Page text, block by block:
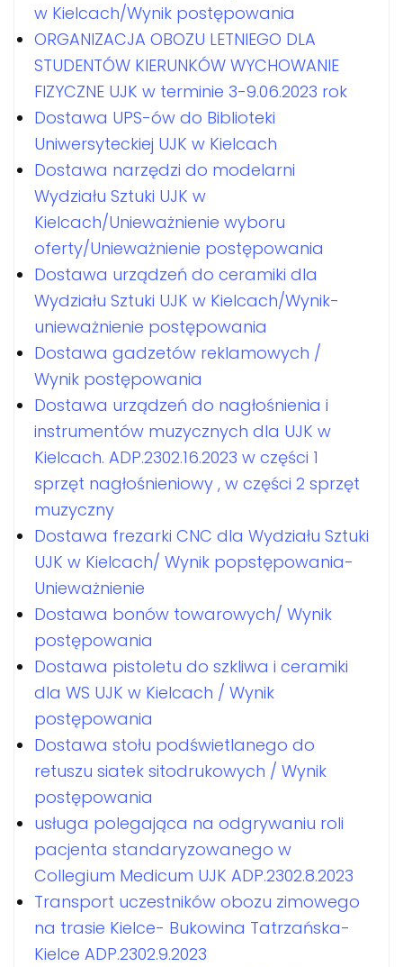
w Kielcach/Wynik postępowania
ORGANIZACJA OBOZU LETNIEGO DLA
STUDENTÓW KIERUNKÓW WYCHOWANIE
FIZYCZNE UJK w terminie 3-9.06.2023 rok
Dostawa UPS-ów do Biblioteki
Uniwersyteckiej UJK w Kielcach
Dostawa narzędzi do modelarni
Wydziału Sztuki UJK w
Kielcach/Unieważnienie wyboru
oferty/Unieważnienie postępowania
Dostawa urządzeń do ceramiki dla
Wydziału Sztuki UJK w Kielcach/Wynik-
unieważnienie postępowania
Dostawa gadzetów reklamowych /
Wynik postępowania
Dostawa urządzeń do nagłośnienia i
instrumentów muzycznych dla UJK w
Kielcach. ADP.2302.16.2023 w części 1
sprzęt nagłośnieniowy , w części 2 sprzęt
muzyczny
Dostawa frezarki CNC dla Wydziału Sztuki
UJK w Kielcach/ Wynik popstępowania-
Unieważnienie
Dostawa bonów towarowych/ Wynik
postępowania
Dostawa pistoletu do szkliwa i ceramiki
dla WS UJK w Kielcach / Wynik
postępowania
Dostawa stołu podświetlanego do
retuszu siatek sitodrukowych / Wynik
postępowania
usługa polegająca na odgrywaniu roli
pacjenta standaryzowanego w
Collegium Medicum UJK ADP.2302.8.2023
Transport uczestników obozu zimowego
na trasie Kielce- Bukowina Tatrzańska-
Kielce ADP.2302.9.2023